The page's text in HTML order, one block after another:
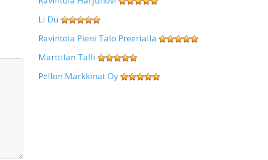
Li Du
Ravintola Pieni Talo Preerialla
Marttilan Talli
Pellon Markkinat Oy